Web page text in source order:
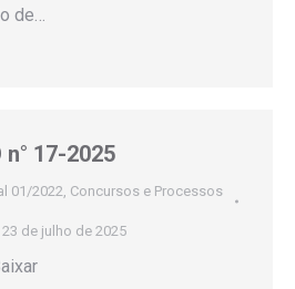
de…
n° 17-2025
01/2022, Concursos e Processos
23 de julho de 2025